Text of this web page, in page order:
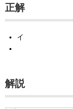
正解
イ
解説